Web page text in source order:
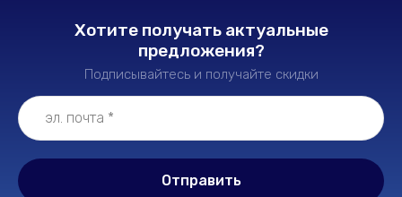
Хотите получать актуальные
предложения?
Подписывайтесь и получайте скидки
Отправить